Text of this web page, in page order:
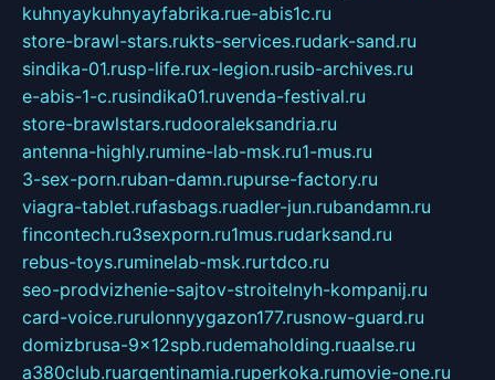
kuhnyaykuhnyayfabrika.rue-abis1c.ru
store-brawl-stars.rukts-services.rudark-sand.ru
sindika-01.rusp-life.rux-legion.rusib-archives.ru
e-abis-1-c.rusindika01.ruvenda-festival.ru
store-brawlstars.rudooraleksandria.ru
antenna-highly.rumine-lab-msk.ru1-mus.ru
3-sex-porn.ruban-damn.rupurse-factory.ru
viagra-tablet.rufasbags.ruadler-jun.rubandamn.ru
fincontech.ru3sexporn.ru1mus.rudarksand.ru
rebus-toys.ruminelab-msk.rurtdco.ru
seo-prodvizhenie-sajtov-stroitelnyh-kompanij.ru
card-voice.rurulonnyygazon177.rusnow-guard.ru
domizbrusa-9x12spb.rudemaholding.ruaalse.ru
a380club.ruargentinamia.ruperkoka.rumovie-one.ru